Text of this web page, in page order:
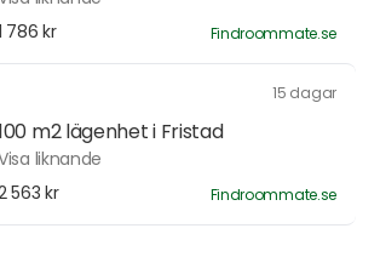
786 kr
Findroommate.se
15 dagar
m2 lägenhet i Fristad
liknande
563 kr
Findroommate.se